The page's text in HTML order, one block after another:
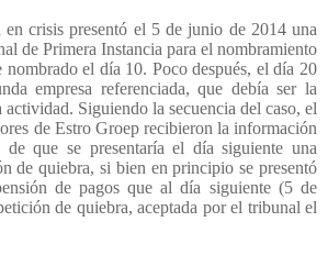
en crisis presentó el 5 de junio de 2014 una
de Primera Instancia para el nombramiento
el día 10. Poco después, el día 20
empresa referenciada, que debía ser la
actividad. Siguiendo la secuencia del caso, el
de Estro Groep recibieron la información
de que se presentaría el día siguiente una
de quiebra, si bien en principio se presentó
de pagos que al día siguiente (5 de
de quiebra, aceptada por el tribunal el